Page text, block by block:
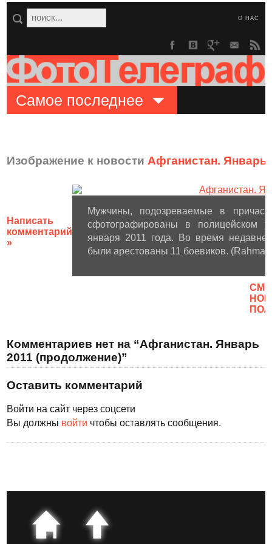
О НАС
Самое последнее
Изображение к новости Афганистан. Январь
Написать
комментарий
»
Мужчины, подозреваемые в
сфотографированы в полицейском
января 2011 года. Во время
были арестованы 11 боевиков. (Rahmat
Комментариев нет на “Афганистан. Январь
2011 (продолжение)”
Оставить комментарий
Войти на сайт через соцсети
Вы должны войти чтобы оставлять сообщения.